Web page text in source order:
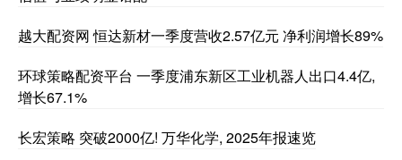
越大配资网 恒达新材一季度营收2.57亿元 净利润增长89%
环球策略配资平台 一季度浦东新区工业机器人出口4.4亿,
增长67.1%
长宏策略 突破2000亿! 万华化学, 2025年报速览